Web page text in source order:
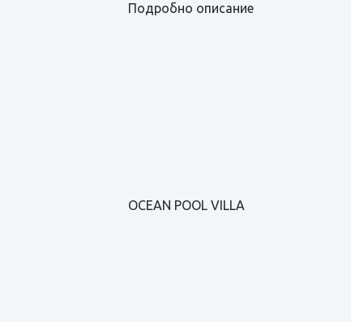
Подробно описание
OCEAN POOL VILLA